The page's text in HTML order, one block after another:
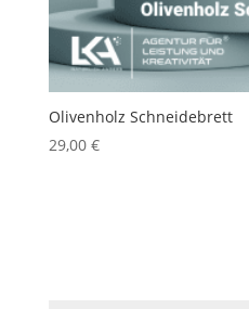
Olivenholz Schneidebrett
29,00 €